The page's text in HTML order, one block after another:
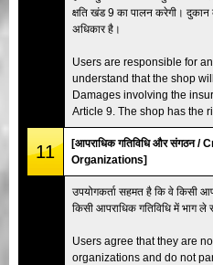
क्षति खंड 9 का पालन करेगी।
अधिकार है।
Users are responsible for
understand that the shop
Damages involving the
Article 9. The shop has the
11
[आपराधिक गतिविधि और संगठन
Organizations]
उपयोगकर्ता सहमत है कि वे किसी
किसी आपराधिक गतिविधि में भाग ले
Users agree that they are
organizations and do not